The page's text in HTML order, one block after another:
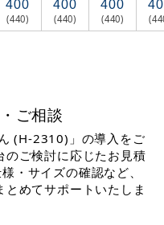
400
(440)
400
(440)
400
(440)
ご相談
(H-2310)」の導入をご
ご検討に応じたお見積
・サイズの確認など、
めてサポートいたしま